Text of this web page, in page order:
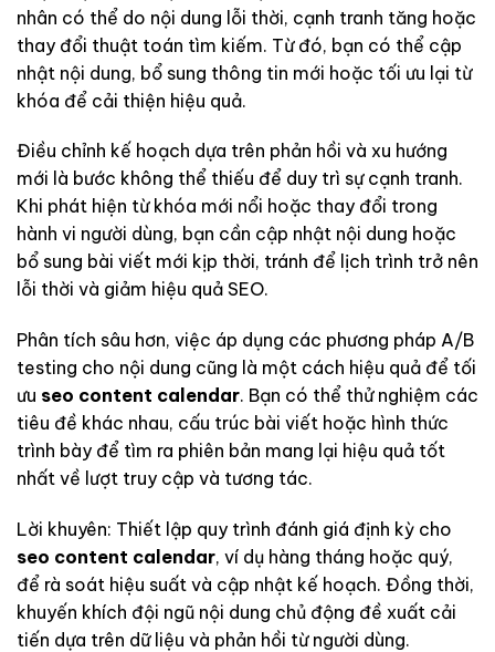
nhân có thể do nội dung lỗi thời, cạnh tranh tăng hoặc
thay đổi thuật toán tìm kiếm. Từ đó, bạn có thể cập
nhật nội dung, bổ sung thông tin mới hoặc tối ưu lại từ
khóa để cải thiện hiệu quả.
Điều chỉnh kế hoạch dựa trên phản hồi và xu hướng
mới là bước không thể thiếu để duy trì sự cạnh tranh.
Khi phát hiện từ khóa mới nổi hoặc thay đổi trong
hành vi người dùng, bạn cần cập nhật nội dung hoặc
bổ sung bài viết mới kịp thời, tránh để lịch trình trở nên
lỗi thời và giảm hiệu quả SEO.
Phân tích sâu hơn, việc áp dụng các phương pháp A/B
testing cho nội dung cũng là một cách hiệu quả để tối
ưu seo content calendar. Bạn có thể thử nghiệm các
tiêu đề khác nhau, cấu trúc bài viết hoặc hình thức
trình bày để tìm ra phiên bản mang lại hiệu quả tốt
nhất về lượt truy cập và tương tác.
Lời khuyên: Thiết lập quy trình đánh giá định kỳ cho
seo content calendar, ví dụ hàng tháng hoặc quý,
để rà soát hiệu suất và cập nhật kế hoạch. Đồng thời,
khuyến khích đội ngũ nội dung chủ động đề xuất cải
tiến dựa trên dữ liệu và phản hồi từ người dùng.